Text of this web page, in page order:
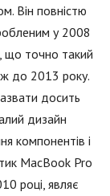
Він повністю
у 2008
що точно такий
до 2013 року.
досить
дизайн
компонентів і
MacBook Pro
році, являє